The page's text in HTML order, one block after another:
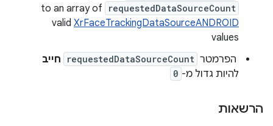
to an array of
requestedDataSourceCount
valid XrFaceTrackingDataSourceANDROID
values
הפרמטר requestedDataSourceCount
חייב
להיות גדול מ- 0
הרשאות